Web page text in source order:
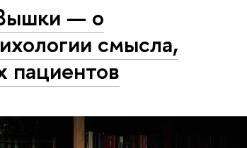
— о
смысла,
пациентов